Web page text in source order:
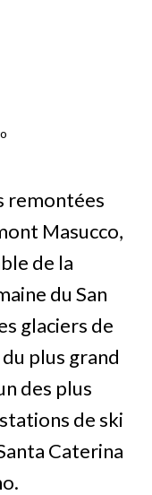
remontées
Masucco,
de la
du San
glaciers de
plus grand
des plus
de ski
Caterina